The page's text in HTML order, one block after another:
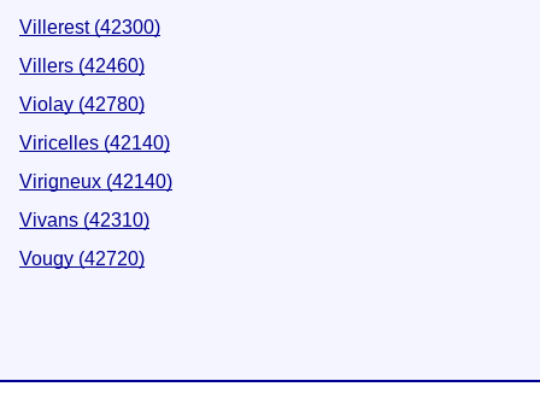
Villerest (42300)
Villers (42460)
Violay (42780)
Viricelles (42140)
Virigneux (42140)
Vivans (42310)
Vougy (42720)